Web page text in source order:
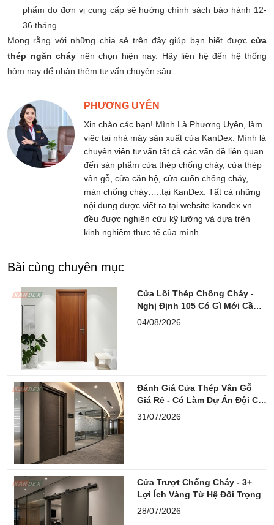
phẩm do đơn vị cung cấp sẽ hưởng chính sách bảo hành 12-
36 tháng.
Mong rằng với những chia sẻ trên đây giúp bạn biết được cửa
thép ngăn cháy nên chọn hiện nay. Hãy liên hệ đến hệ thống
hôm nay để nhận thêm tư vấn chuyên sâu.
PHƯƠNG UYÊN
Xin chào các bạn! Mình Là Phương Uyên, làm
việc tại nhà máy sản xuất cửa KanDex. Mình là
chuyên viên tư vấn tất cả các vấn đề liên quan
đến sản phẩm cửa thép chống cháy, cửa thép
vân gỗ, cửa căn hộ, cửa cuốn chống cháy,
màn chống cháy…..tại KanDex. Tất cả những
nội dung được viết ra tại website kandex.vn
đều được nghiên cứu kỹ lưỡng và dựa trên
kinh nghiệm thực tế của mình.
Bài cùng chuyên mục
Cửa Lõi Thép Chống Cháy -
Nghị Định 105 Có Gì Mới Cần
Lưu Ý?
04/08/2026
Đánh Giá Cửa Thép Vân Gỗ
Giá Rẻ - Có Làm Dự Án Đội Chi
Phí?
31/07/2026
Cửa Trượt Chống Cháy - 3+
Lợi Ích Vàng Từ Hệ Đối Trọng
28/07/2026